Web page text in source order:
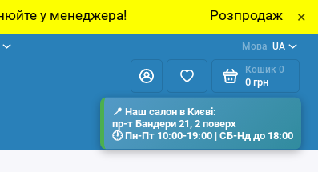
Розпродаж виставкових зразків ×
Мова UA
Кошик 0
0 грн